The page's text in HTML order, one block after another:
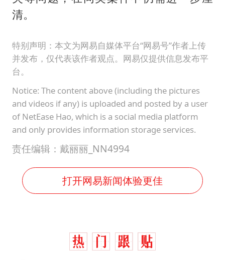
清。
特别声明：本文为网易自媒体平台“网易号”作者上传
并发布，仅代表该作者观点。网易仅提供信息发布平
台。
Notice: The content above (including the pictures
and videos if any) is uploaded and posted by a user
of NetEase Hao, which is a social media platform
and only provides information storage services.
责任编辑：戴丽丽_NN4994
打开网易新闻体验更佳